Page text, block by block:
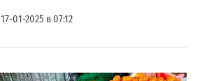
17-01-2025 в 07:12